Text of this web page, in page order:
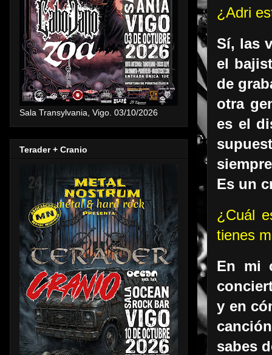
¿Adri
Sí, las
el
de
otra
es el
Es un
¿Cuál
tienes
En mi
y en
sabes
Sala Transylvania, Vigo. 03/10/2026
Terader + Cranio